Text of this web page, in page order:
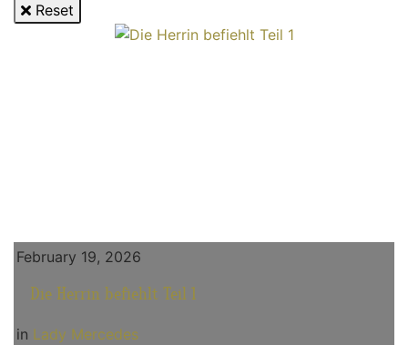
Reset
February 19, 2026
Die Herrin befiehlt Teil 1
in Lady Mercedes